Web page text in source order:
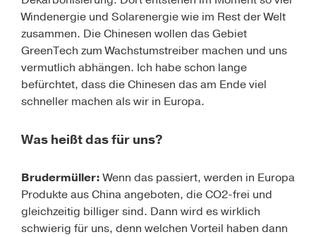
Windenergie und Solarenergie wie im Rest der Welt
zusammen. Die Chinesen wollen das Gebiet
GreenTech zum Wachstumstreiber machen und uns
vermutlich abhängen. Ich habe schon lange
befürchtet, dass die Chinesen das am Ende viel
schneller machen als wir in Europa.
Was heißt das für uns?
Brudermüller:Wenn das passiert, werden in Europa
Produkte aus China angeboten, die CO2-frei und
gleichzeitig billiger sind. Dann wird es wirklich
schwierig für uns, denn welchen Vorteil haben dann